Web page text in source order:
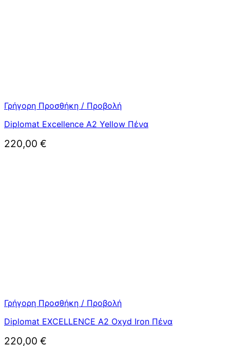
Γρήγορη Προσθήκη / Προβολή
Diplomat Excellence A2 Yellow Πένα
220,00 €
Γρήγορη Προσθήκη / Προβολή
Diplomat EXCELLENCE A2 Oxyd Iron Πένα
220,00 €